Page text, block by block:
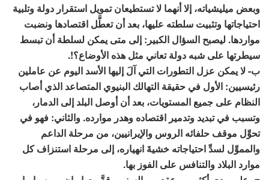
وبعض ميليشياته، إلا أنهما لا تستطيعان تمويل استقرار دولة وتلبية
احتياجاتها وتثبيت سلطته عليها، بعد أن تعطَّل اقتصادها ونضبت
مواردها. ليصبح السؤال الكبير: إلى متى يمكن لسلطة أن تبسط
سيطرتها على شبه دولة تعاني مثل هذه الأوضاع؟!.
ب- لا يمكن عزل التطورات التي آلَ إليها الأسد اليوم عن عاملين
رئيسيين: الأول في حقيقة التهالك البنيوي المتصاعد الذي أصاب
النظام على جميع المستويات، بعد أن أوصل البلد إلى الدمار،
وتسبب في تبديد وتدمير اقتصاده وهدر موارده. والثاني: فهو في
تحوِّل موقف حلفائه الروس والإيرانيين، من مرحلة الداعم
والمموِّل لسدِّ احتياجاته خشيةَ انهياره، إلى مرحلة استنزاف كل
موارد البلاد والتنافس على الفوز بها.